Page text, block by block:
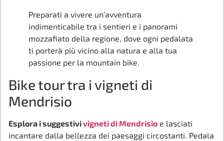
Preparati a vivere un’avventura
indimenticabile tra i sentieri e i panorami
mozzafiato della regione, dove ogni pedalata
ti porterà più vicino alla natura e alla tua
passione per la mountain bike.
Bike tour tra i vigneti di
Mendrisio
Esplora i suggestivivigneti di Mendrisio e lasciati
incantare dalla bellezza dei paesaggi circostanti. Pedala